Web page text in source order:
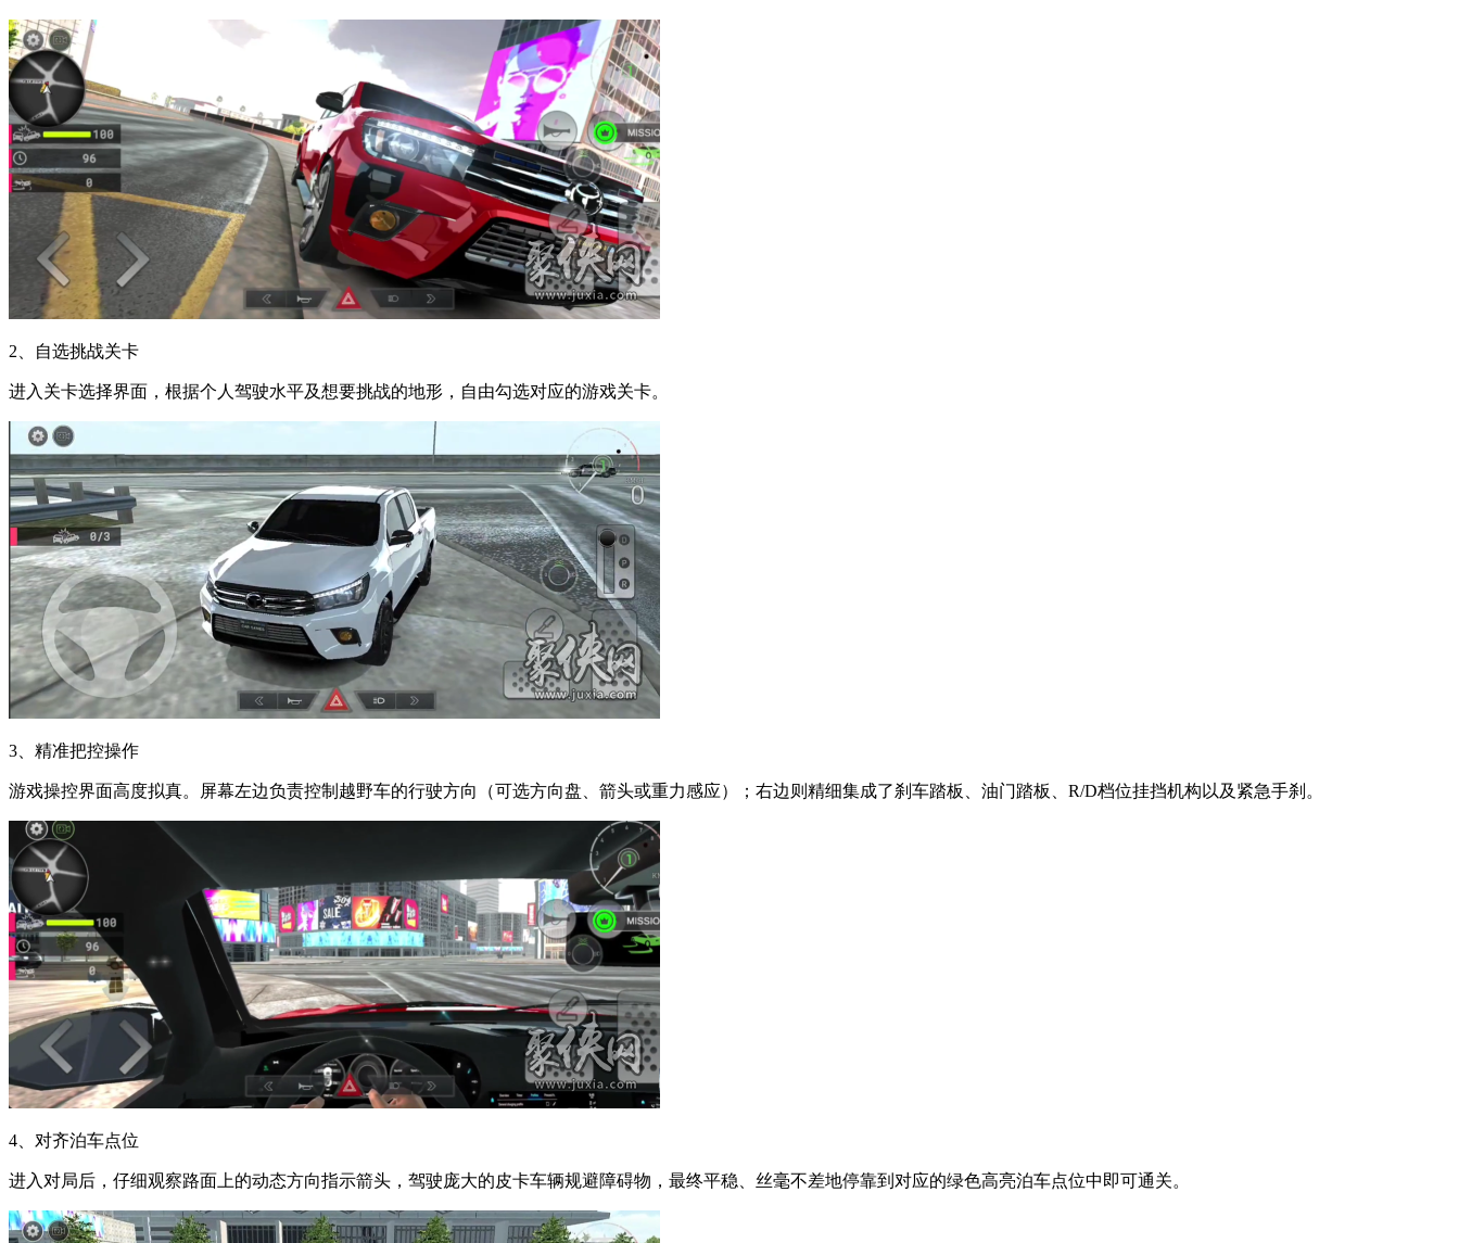
2、自选挑战关卡
进入关卡选择界面，根据个人驾驶水平及想要挑战的地形，自由勾选对应的游戏关卡。
3、精准把控操作
游戏操控界面高度拟真。屏幕左边负责控制越野车的行驶方向（可选方向盘、箭头或重力感应）；右边则精细集成了刹车踏板、油门踏板、R/D档位挂挡机构以及紧急手刹。
4、对齐泊车点位
进入对局后，仔细观察路面上的动态方向指示箭头，驾驶庞大的皮卡车辆规避障碍物，最终平稳、丝毫不差地停靠到对应的绿色高亮泊车点位中即可通关。